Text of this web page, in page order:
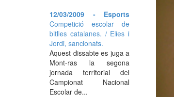
12/03/2009 - Esports
Competició escolar de
bitlles catalanes. / Elies i
Jordi, sancionats.
Aquest dissabte es juga a
Mont-ras la segona
jornada territorial del
Campionat Nacional
Escolar de...